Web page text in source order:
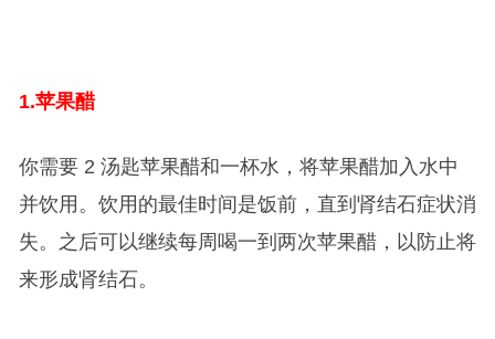
1.苹果醋
你需要 2 汤匙苹果醋和一杯水，将苹果醋加入水中
并饮用。饮用的最佳时间是饭前，直到肾结石症状消
失。之后可以继续每周喝一到两次苹果醋，以防止将
来形成肾结石。